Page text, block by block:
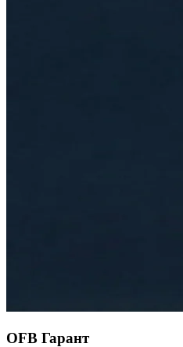
OFB Гарант